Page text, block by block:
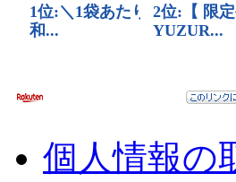
個人情報の